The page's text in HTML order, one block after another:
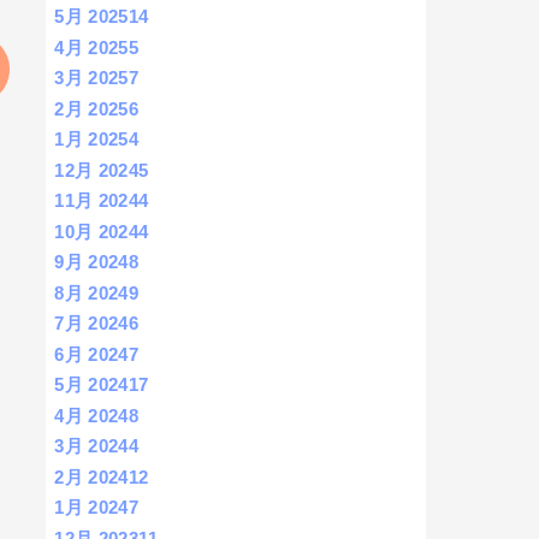
5月 202514
4月 20255
3月 20257
2月 20256
1月 20254
12月 20245
11月 20244
10月 20244
9月 20248
8月 20249
7月 20246
6月 20247
5月 202417
4月 20248
3月 20244
2月 202412
1月 20247